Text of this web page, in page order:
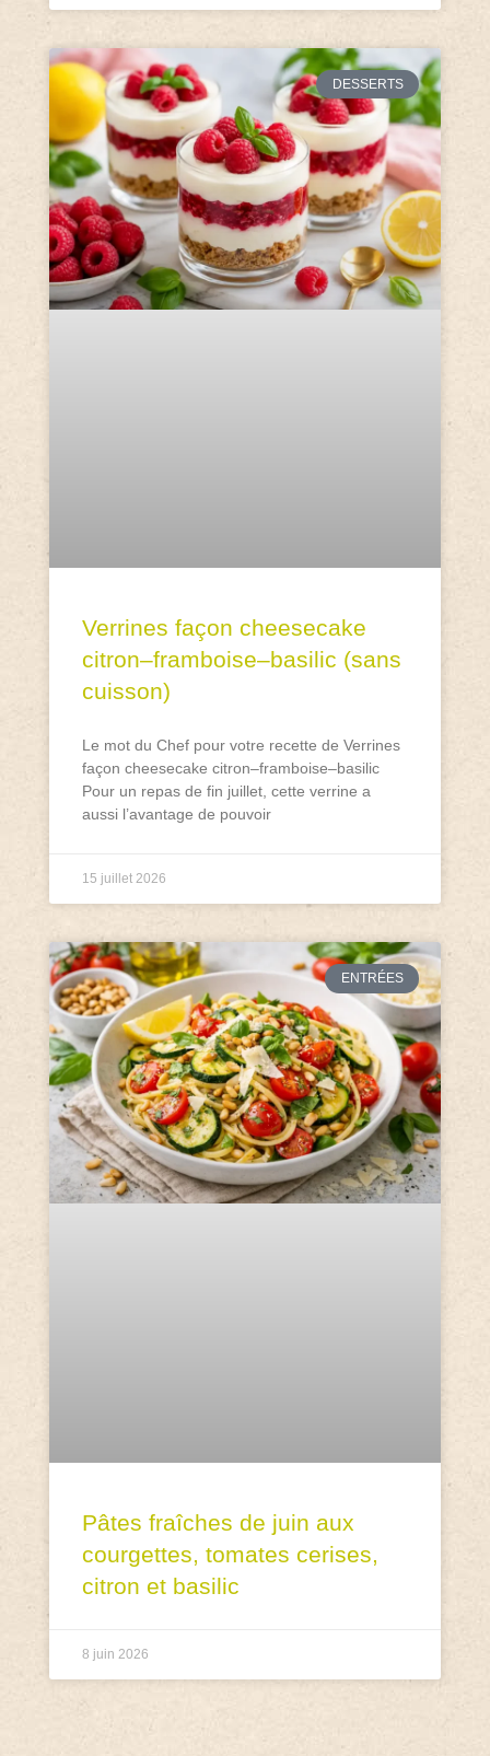
DESSERTS
Verrines façon cheesecake
citron–framboise–basilic (sans
cuisson)
Le mot du Chef pour votre recette de Verrines
façon cheesecake citron–framboise–basilic
Pour un repas de fin juillet, cette verrine a
aussi l’avantage de pouvoir
15 juillet 2026
ENTRÉES
Pâtes fraîches de juin aux
courgettes, tomates cerises,
citron et basilic
8 juin 2026